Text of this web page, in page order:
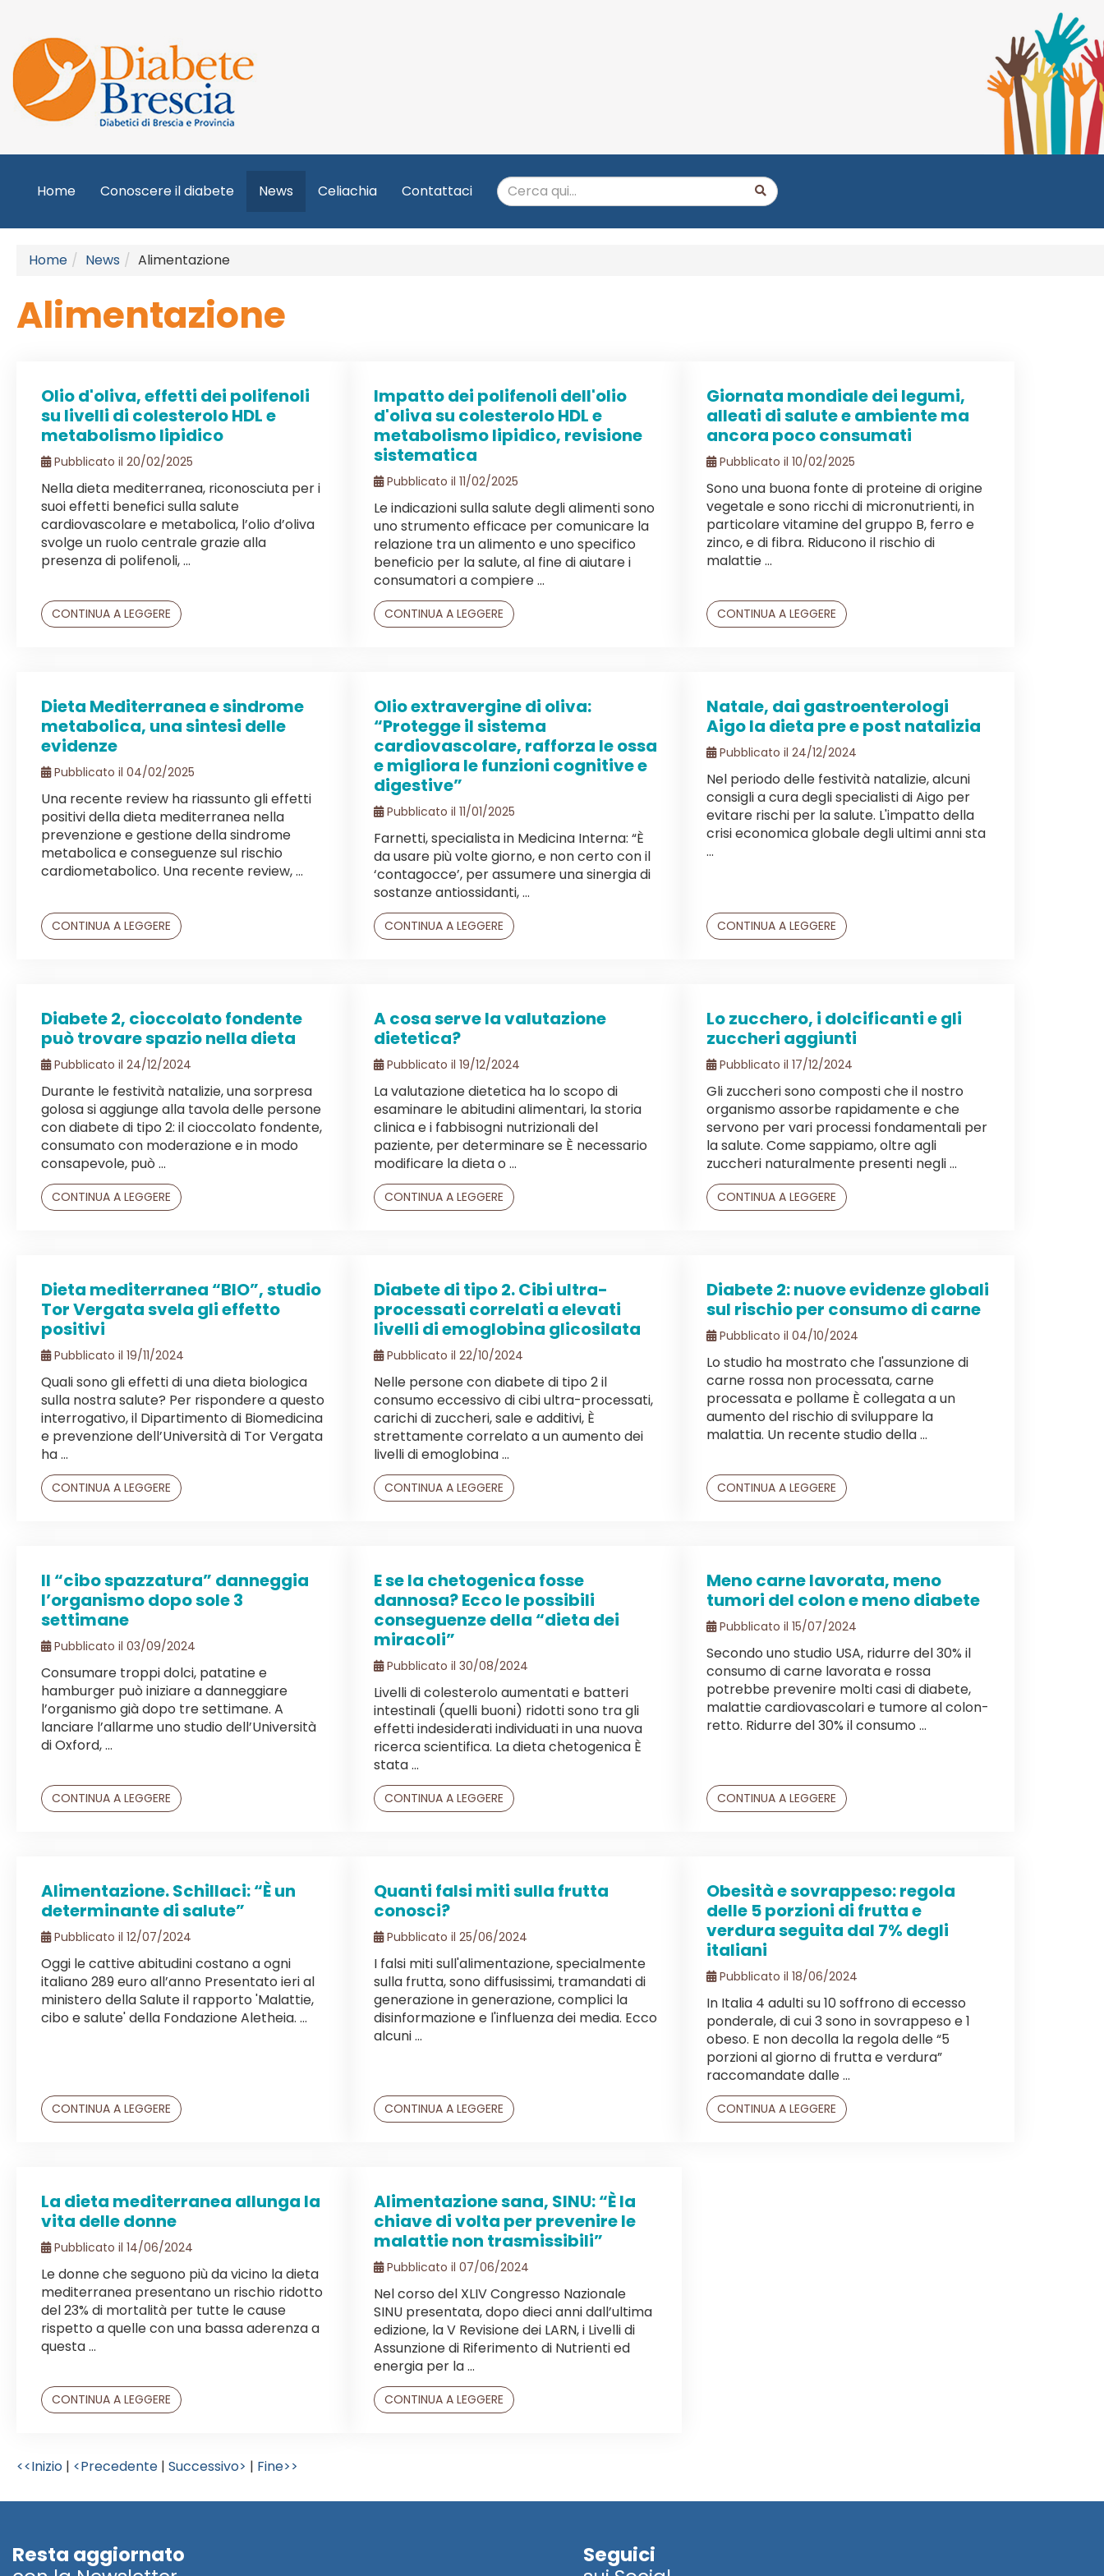
Home Conoscere il diabete News Celiachia Contattaci
Home News Alimentazione
Alimentazione
Olio d'oliva, effetti dei polifenoli
su livelli di colesterolo HDL e
metabolismo lipidico
Pubblicato il 20/02/2025
Nella dieta mediterranea, riconosciuta per i
suoi effetti benefici sulla salute
cardiovascolare e metabolica, l’olio d’oliva
svolge un ruolo centrale grazie alla
presenza di polifenoli, ...
CONTINUA A LEGGERE
Impatto dei polifenoli dell'olio
d'oliva su colesterolo HDL e
metabolismo lipidico, revisione
sistematica
Pubblicato il 11/02/2025
Le indicazioni sulla salute degli alimenti sono
uno strumento efficace per comunicare la
relazione tra un alimento e uno specifico
beneficio per la salute, al fine di aiutare i
consumatori a compiere ...
CONTINUA A LEGGERE
Giornata mondiale dei legumi,
alleati di salute e ambiente ma
ancora poco consumati
Pubblicato il 10/02/2025
Sono una buona fonte di proteine di origine
vegetale e sono ricchi di micronutrienti, in
particolare vitamine del gruppo B, ferro e
zinco, e di fibra. Riducono il rischio di
malattie ...
CONTINUA A LEGGERE
Dieta Mediterranea e sindrome
metabolica, una sintesi delle
evidenze
Pubblicato il 04/02/2025
Una recente review ha riassunto gli effetti
positivi della dieta mediterranea nella
prevenzione e gestione della sindrome
metabolica e conseguenze sul rischio
cardiometabolico. Una recente review, ...
CONTINUA A LEGGERE
Olio extravergine di oliva:
“Protegge il sistema
cardiovascolare, rafforza le ossa
e migliora le funzioni cognitive e
digestive”
Pubblicato il 11/01/2025
Farnetti, specialista in Medicina Interna: “È
da usare più volte giorno, e non certo con il
‘contagocce’, per assumere una sinergia di
sostanze antiossidanti, ...
CONTINUA A LEGGERE
Natale, dai gastroenterologi
Aigo la dieta pre e post natalizia
Pubblicato il 24/12/2024
Nel periodo delle festività natalizie, alcuni
consigli a cura degli specialisti di Aigo per
evitare rischi per la salute. L'impatto della
crisi economica globale degli ultimi anni sta
...
CONTINUA A LEGGERE
Diabete 2, cioccolato fondente
può trovare spazio nella dieta
Pubblicato il 24/12/2024
Durante le festività natalizie, una sorpresa
golosa si aggiunge alla tavola delle persone
con diabete di tipo 2: il cioccolato fondente,
consumato con moderazione e in modo
consapevole, può ...
CONTINUA A LEGGERE
A cosa serve la valutazione
dietetica?
Pubblicato il 19/12/2024
La valutazione dietetica ha lo scopo di
esaminare le abitudini alimentari, la storia
clinica e i fabbisogni nutrizionali del
paziente, per determinare se È necessario
modificare la dieta o ...
CONTINUA A LEGGERE
Lo zucchero, i dolcificanti e gli
zuccheri aggiunti
Pubblicato il 17/12/2024
Gli zuccheri sono composti che il nostro
organismo assorbe rapidamente e che
servono per vari processi fondamentali per
la salute. Come sappiamo, oltre agli
zuccheri naturalmente presenti negli ...
CONTINUA A LEGGERE
Dieta mediterranea “BIO”, studio
Tor Vergata svela gli effetto
positivi
Pubblicato il 19/11/2024
Quali sono gli effetti di una dieta biologica
sulla nostra salute? Per rispondere a questo
interrogativo, il Dipartimento di Biomedicina
e prevenzione dell’Università di Tor Vergata
ha ...
CONTINUA A LEGGERE
Diabete di tipo 2. Cibi ultra-
processati correlati a elevati
livelli di emoglobina glicosilata
Pubblicato il 22/10/2024
Nelle persone con diabete di tipo 2 il
consumo eccessivo di cibi ultra-processati,
carichi di zuccheri, sale e additivi, È
strettamente correlato a un aumento dei
livelli di emoglobina ...
CONTINUA A LEGGERE
Diabete 2: nuove evidenze globali
sul rischio per consumo di carne
Pubblicato il 04/10/2024
Lo studio ha mostrato che l'assunzione di
carne rossa non processata, carne
processata e pollame È collegata a un
aumento del rischio di sviluppare la
malattia. Un recente studio della ...
CONTINUA A LEGGERE
Il “cibo spazzatura” danneggia
l’organismo dopo sole 3
settimane
Pubblicato il 03/09/2024
Consumare troppi dolci, patatine e
hamburger può iniziare a danneggiare
l’organismo già dopo tre settimane. A
lanciare l’allarme uno studio dell’Università
di Oxford, ...
CONTINUA A LEGGERE
E se la chetogenica fosse
dannosa? Ecco le possibili
conseguenze della “dieta dei
miracoli”
Pubblicato il 30/08/2024
Livelli di colesterolo aumentati e batteri
intestinali (quelli buoni) ridotti sono tra gli
effetti indesiderati individuati in una nuova
ricerca scientifica. La dieta chetogenica È
stata ...
CONTINUA A LEGGERE
Meno carne lavorata, meno
tumori del colon e meno diabete
Pubblicato il 15/07/2024
Secondo uno studio USA, ridurre del 30% il
consumo di carne lavorata e rossa
potrebbe prevenire molti casi di diabete,
malattie cardiovascolari e tumore al colon-
retto. Ridurre del 30% il consumo ...
CONTINUA A LEGGERE
Alimentazione. Schillaci: “È un
determinante di salute”
Pubblicato il 12/07/2024
Oggi le cattive abitudini costano a ogni
italiano 289 euro all’anno Presentato ieri al
ministero della Salute il rapporto 'Malattie,
cibo e salute' della Fondazione Aletheia. ...
CONTINUA A LEGGERE
Quanti falsi miti sulla frutta
conosci?
Pubblicato il 25/06/2024
I falsi miti sull'alimentazione, specialmente
sulla frutta, sono diffusissimi, tramandati di
generazione in generazione, complici la
disinformazione e l'influenza dei media. Ecco
alcuni ...
CONTINUA A LEGGERE
Obesità e sovrappeso: regola
delle 5 porzioni di frutta e
verdura seguita dal 7% degli
italiani
Pubblicato il 18/06/2024
In Italia 4 adulti su 10 soffrono di eccesso
ponderale, di cui 3 sono in sovrappeso e 1
obeso. E non decolla la regola delle “5
porzioni al giorno di frutta e verdura”
raccomandate dalle ...
CONTINUA A LEGGERE
La dieta mediterranea allunga la
vita delle donne
Pubblicato il 14/06/2024
Le donne che seguono più da vicino la dieta
mediterranea presentano un rischio ridotto
del 23% di mortalità per tutte le cause
rispetto a quelle con una bassa aderenza a
questa ...
CONTINUA A LEGGERE
Alimentazione sana, SINU: “È la
chiave di volta per prevenire le
malattie non trasmissibili”
Pubblicato il 07/06/2024
Nel corso del XLIV Congresso Nazionale
SINU presentata, dopo dieci anni dall’ultima
edizione, la V Revisione dei LARN, i Livelli di
Assunzione di Riferimento di Nutrienti ed
energia per la ...
CONTINUA A LEGGERE
<<Inizio | <Precedente | Successivo> | Fine>>
Resta aggiornato
Seguici